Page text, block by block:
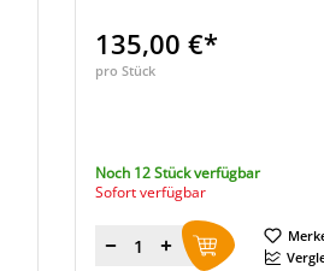
135,00 €*
pro Stück
Noch 12 Stück verfügbar
Sofort verfügbar
Menge